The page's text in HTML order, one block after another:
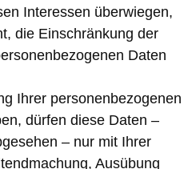
Interessen überwiegen,
die Einschränkung der
Daten
Ihrer personenbezogenen
dürfen diese Daten –
– nur mit Ihrer
Ausübung